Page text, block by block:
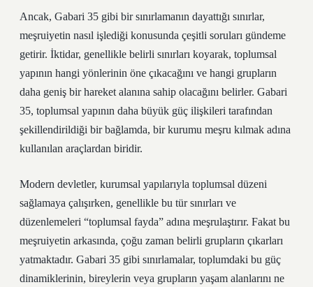
Ancak, Gabari 35 gibi bir sınırlamanın dayattığı sınırlar,
meşruiyetin nasıl işlediği konusunda çeşitli soruları gündeme
getirir. İktidar, genellikle belirli sınırları koyarak, toplumsal
yapının hangi yönlerinin öne çıkacağını ve hangi grupların
daha geniş bir hareket alanına sahip olacağını belirler. Gabari
35, toplumsal yapının daha büyük güç ilişkileri tarafından
şekillendirildiği bir bağlamda, bir kurumu meşru kılmak adına
kullanılan araçlardan biridir.
Modern devletler, kurumsal yapılarıyla toplumsal düzeni
sağlamaya çalışırken, genellikle bu tür sınırları ve
düzenlemeleri “toplumsal fayda” adına meşrulaştırır. Fakat bu
meşruiyetin arkasında, çoğu zaman belirli grupların çıkarları
yatmaktadır. Gabari 35 gibi sınırlamalar, toplumdaki bu güç
dinamiklerinin, bireylerin veya grupların yaşam alanlarını ne